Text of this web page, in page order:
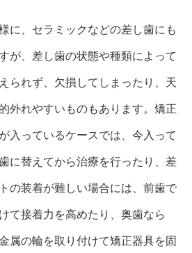
に、セラミックなどの差し歯にも
が、差し歯の状態や種類によって
られず、欠損してしまったり、天
外れやすいものもあります。矯正
入っているケースでは、今入って
に替えてから治療を行ったり、差
の装着が難しい場合には、前歯で
て接着力を高めたり、奥歯なら
属の輪を取り付けて矯正器具を固